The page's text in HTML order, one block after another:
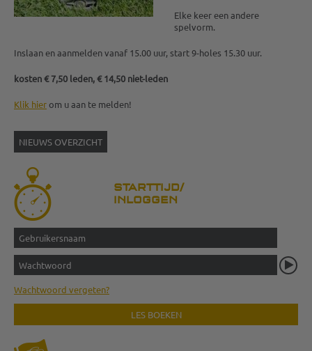
Elke keer een andere
spelvorm.
Inslaan en aanmelden vanaf 15.00 uur, start 9-holes 15.30 uur.
kosten € 7,50 leden, € 14,50 niet-leden
Klik hierom u aan te melden!
NIEUWS OVERZICHT
STARTTIJD/
INLOGGEN
Wachtwoord vergeten?
LES BOEKEN